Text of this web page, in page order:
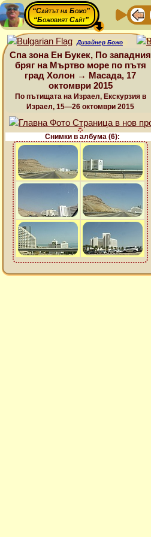
“Сайтът на Божо”
“Божовият Сайт”
Дизайнер Божо
Спа зона Ен Букек, По западния
бряг на Мъртво море по пътя
град Холон → Масада, 17
октомври 2015
По пътищата на Израел, Екскурзия в
Израел, 15—26 октомври 2015
Снимки в албума (6):